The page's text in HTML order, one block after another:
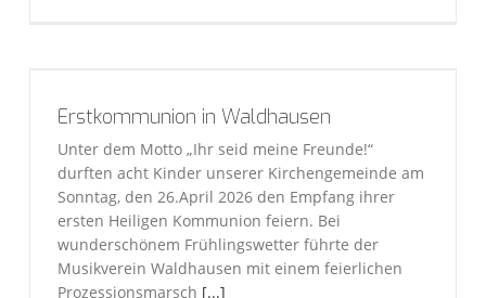
Erstkommunion in Waldhausen
Unter dem Motto „Ihr seid meine Freunde!“
durften acht Kinder unserer Kirchengemeinde am
Sonntag, den 26.April 2026 den Empfang ihrer
ersten Heiligen Kommunion feiern. Bei
wunderschönem Frühlingswetter führte der
Musikverein Waldhausen mit einem feierlichen
Prozessionsmarsch [...]